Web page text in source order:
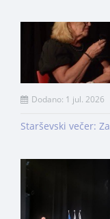
Dodano: 1 jul. 2026
Starševski večer: